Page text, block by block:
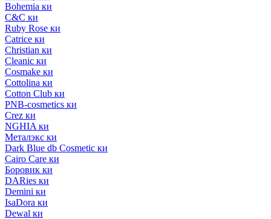
Bohemia ки
C&C ки
Ruby Rose ки
Catrice ки
Christian ки
Cleanic ки
Cosmake ки
Cottolina ки
Cotton Club ки
PNB-cosmetics ки
Crez ки
NGHIA ки
Металэкс ки
Dark Blue db Cosmetic ки
Cairo Care ки
Боровик ки
DARies ки
Demini ки
IsaDora ки
Dewal ки